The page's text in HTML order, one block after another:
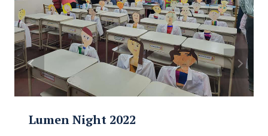
Lumen Night 2022